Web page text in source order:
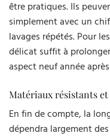
être pratiques. Ils
simplement avec un
lavages répétés. Pour
délicat suffit à
aspect neuf année
Matériaux résistants
En fin de compte, la
dépendra largement